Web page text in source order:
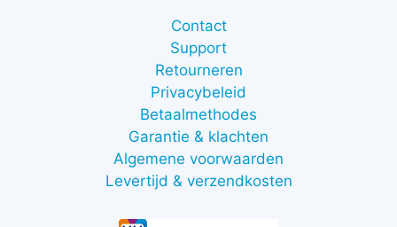
Contact
Support
Retourneren
Privacybeleid
Betaalmethodes
Garantie & klachten
Algemene voorwaarden
Levertijd & verzendkosten